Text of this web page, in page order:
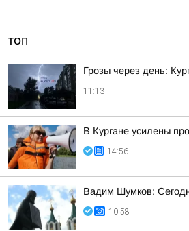
ТОП
Грозы через день:
11:13
В Кургане усилены
14:56
Вадим Шумков:
10:58